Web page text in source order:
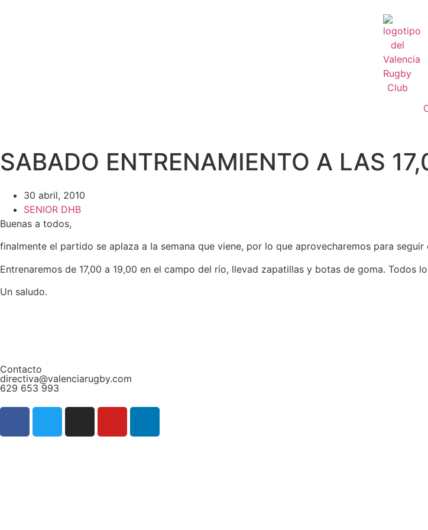
SABADO ENTRENAMIENTO A LAS
30 abril, 2010
SENIOR DHB
Buenas a todos,
finalmente el partido se aplaza a la semana que viene, por lo que aprovecharemos para
Entrenaremos de 17,00 a 19,00 en el campo del río, llevad zapatillas y botas de goma. Todos
Un saludo.
Contacto
directiva@valenciarugby.com
629 653 993